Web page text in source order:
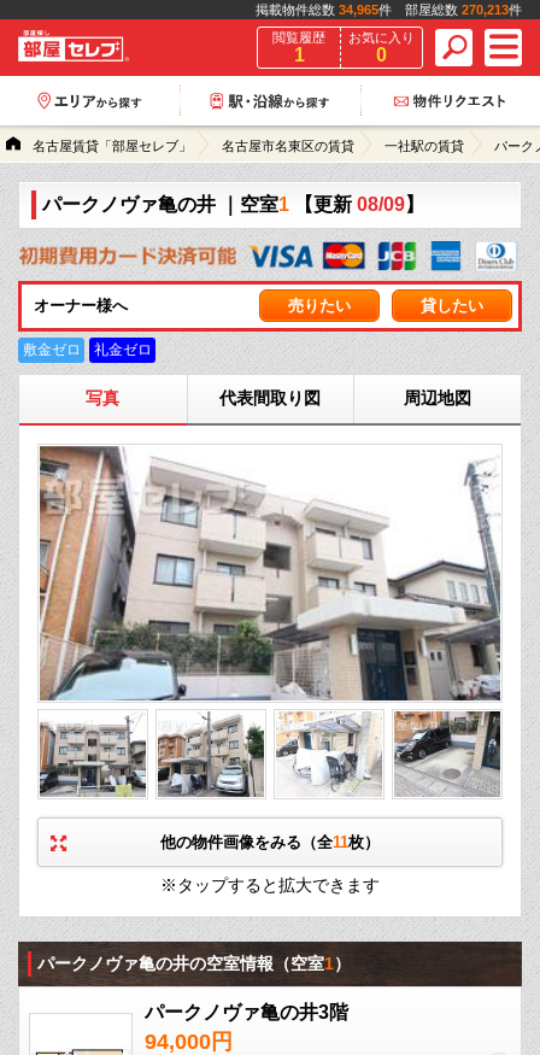
掲載物件総数 34,965件 部屋総数 270,213件
閲覧履歴
1
お気に入り
0
名古屋賃貸「部屋セレブ」 名古屋市名東区の賃貸 一社駅の賃貸 パーク
パークノヴァ亀の井 ｜空室1 【更新 08/09】
オーナー様へ 売りたい 貸したい
敷金ゼロ 礼金ゼロ
写真 代表間取り図 周辺地図
他の物件画像をみる（全11枚）
※タップすると拡大できます
パークノヴァ亀の井の空室情報（空室1）
パークノヴァ亀の井3階
94,000円